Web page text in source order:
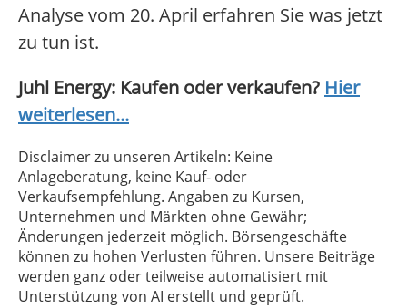
Analyse vom 20. April erfahren Sie was jetzt
zu tun ist.
Juhl Energy: Kaufen oder verkaufen? Hier
weiterlesen...
Disclaimer zu unseren Artikeln: Keine
Anlageberatung, keine Kauf- oder
Verkaufsempfehlung. Angaben zu Kursen,
Unternehmen und Märkten ohne Gewähr;
Änderungen jederzeit möglich. Börsengeschäfte
können zu hohen Verlusten führen. Unsere Beiträge
werden ganz oder teilweise automatisiert mit
Unterstützung von AI erstellt und geprüft.